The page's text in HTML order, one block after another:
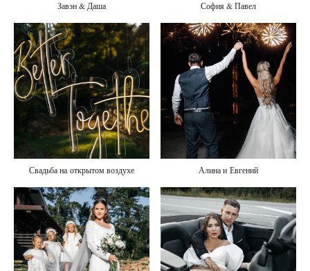
Завэн & Даша София & Павел
Свадьба на открытом воздухе Алина и Евгений